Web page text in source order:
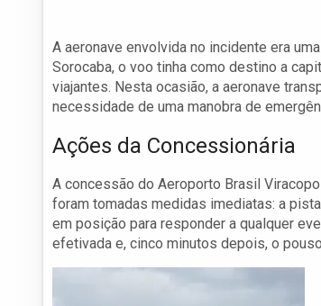
A aeronave envolvida no incidente era
Sorocaba, o voo tinha como destino a
viajantes. Nesta ocasião, a aeronave
necessidade de uma manobra de
Ações da Concessionária
A concessão do Aeroporto Brasil
foram tomadas medidas imediatas: a
em posição para responder a qualquer
efetivada e, cinco minutos depois, o